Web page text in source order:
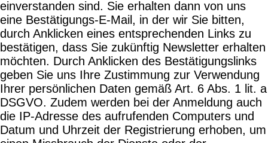
einverstanden sind. Sie erhalten dann von uns
eine Bestätigungs-E-Mail, in der wir Sie bitten,
durch Anklicken eines entsprechenden Links zu
bestätigen, dass Sie zukünftig Newsletter erhalten
möchten. Durch Anklicken des Bestätigungslinks
geben Sie uns Ihre Zustimmung zur Verwendung
Ihrer persönlichen Daten gemäß Art. 6 Abs. 1 lit. a
DSGVO. Zudem werden bei der Anmeldung auch
die IP-Adresse des aufrufenden Computers und
Datum und Uhrzeit der Registrierung erhoben, um